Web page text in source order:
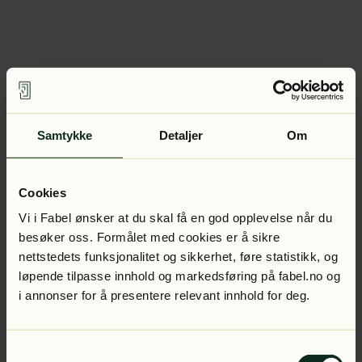
Samtykke Detaljer Om
Cookies
Vi i Fabel ønsker at du skal få en god opplevelse når du
besøker oss. Formålet med cookies er å sikre
nettstedets funksjonalitet og sikkerhet, føre statistikk, og
løpende tilpasse innhold og markedsføring på fabel.no og
i annonser for å presentere relevant innhold for deg.